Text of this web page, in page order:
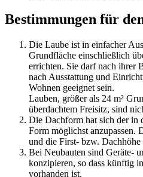
Bestimmungen für
Die Laube ist in einfacher
Grundfläche einschließlich
errichten. Sie darf nach ihrer
nach Ausstattung und
Wohnen geeignet sein.
Lauben, größer als 24 m²
überdachtem Freisitz, sind
Die Dachform hat sich der in
Form möglichst anzupassen.
und die First- bzw.
Bei Neubauten sind Geräte-
konzipieren, so dass künftig
vorhanden ist.